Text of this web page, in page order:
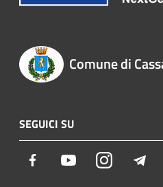
Comune di
SEGUICI SU
Facebook YoutubeInstagram